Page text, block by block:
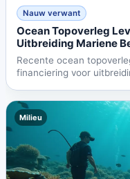
Nauw verwant
Ocean Topoverleg
Uitbreiding Mariene
Recente ocean
financiering voor
Milieu